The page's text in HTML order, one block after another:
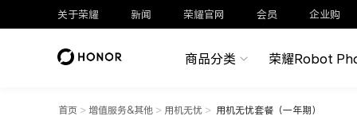
关于荣耀 新闻 荣耀官网 会员 企业购
商品分类 荣耀Robot
首页 > 增值服务&其他 > 用机无忧 > 用机无忧套餐（一年期）